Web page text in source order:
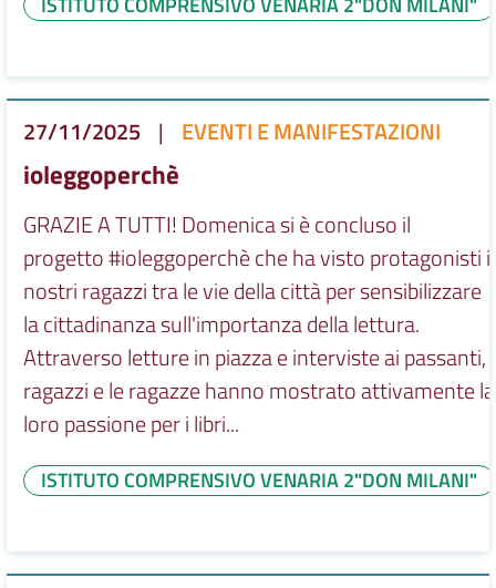
27/11/2025 | EVENTI E MANIFESTAZIONI
ioleggoperchè
GRAZIE A TUTTI! Domenica si è concluso il
progetto #ioleggoperchè che ha visto protagonisti i
nostri ragazzi tra le vie della città per sensibilizzare
la cittadinanza sull'importanza della lettura.
Attraverso letture in piazza e interviste ai passanti, i
ragazzi e le ragazze hanno mostrato attivamente la
loro passione per i libri...
ISTITUTO COMPRENSIVO VENARIA 2"DON MILANI"